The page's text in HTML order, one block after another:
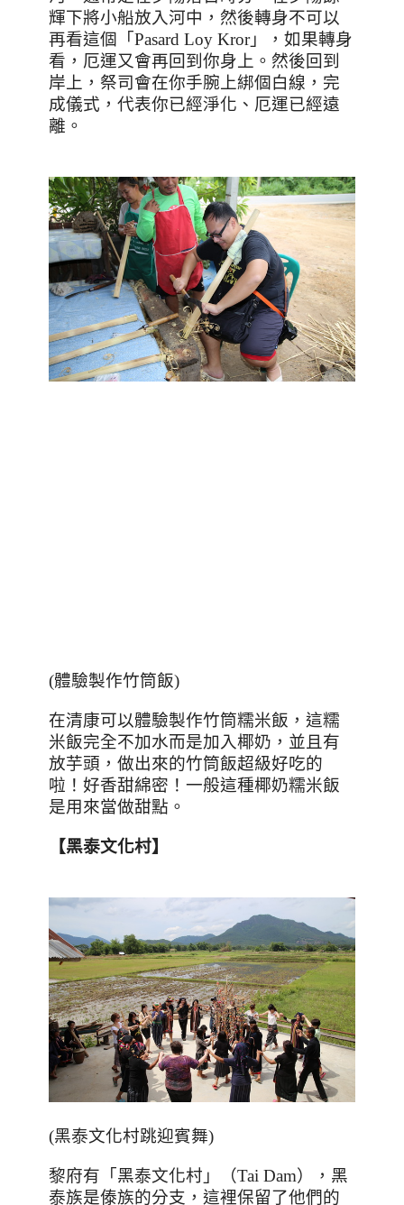
輝下將小船放入河中，然後轉身不可以
再看這個「 Pasard Loy Kror」，如果轉身
看，厄運又會再回到你身上。然後回到
岸上，祭司會在你手腕上綁個白線，完
成儀式，代表你已經淨化、厄運已經遠
離。
(體驗製作竹筒飯)
在清康可以體驗製作竹筒糯米飯，這糯
米飯完全不加水而是加入椰奶，並且有
放芋頭，做出來的竹筒飯超級好吃的
啦！好香甜綿密！一般這種椰奶糯米飯
是用來當做甜點。
【黑泰文化村】
(黑泰文化村跳迎賓舞)
黎府有「黑泰文化村」（Tai Dam），黑
泰族是傣族的分支，這裡保留了他們的